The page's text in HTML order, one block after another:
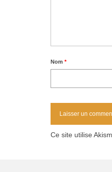
Nom *
Ce site utilise